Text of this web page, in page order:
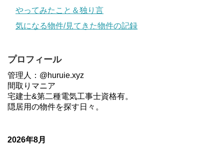
やってみたこと＆独り言
気になる物件/見てきた物件の記録
プロフィール
管理人：@huruie.xyz
間取りマニア
宅建士&第二種電気工事士資格有。
隠居用の物件を探す日々。
2026年8月